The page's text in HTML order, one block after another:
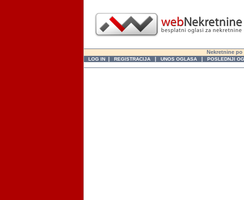
Nekretnine po
LOG IN | REGISTRACIJA | UNOS OGLASA | POSLEDNJI